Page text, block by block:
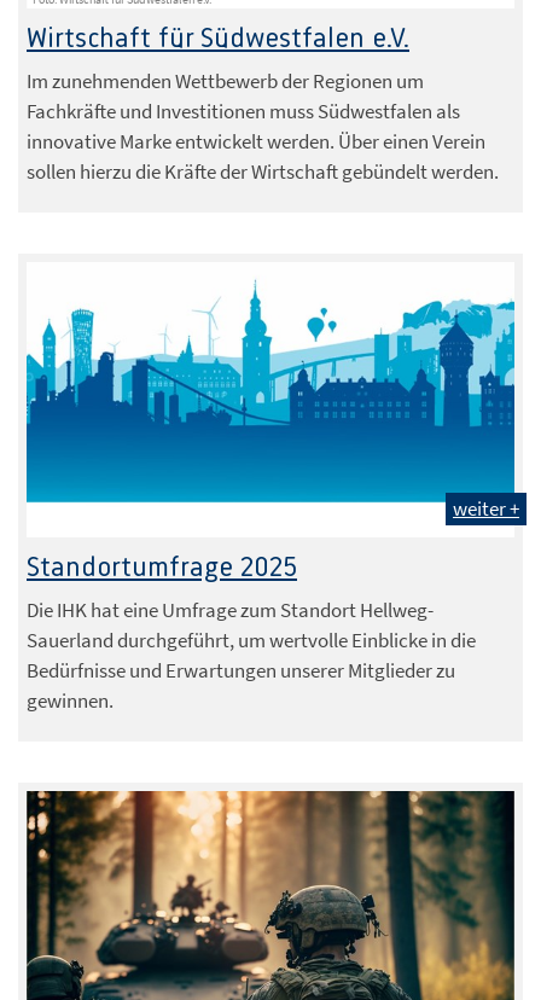
Wirtschaft für Südwestfalen e.V.
Im zunehmenden Wettbewerb der Regionen um
Fachkräfte und Investitionen muss Südwestfalen als
innovative Marke entwickelt werden. Über einen Verein
sollen hierzu die Kräfte der Wirtschaft gebündelt werden.
weiter +
Standortumfrage 2025
Die IHK hat eine Umfrage zum Standort Hellweg-
Sauerland durchgeführt, um wertvolle Einblicke in die
Bedürfnisse und Erwartungen unserer Mitglieder zu
gewinnen.